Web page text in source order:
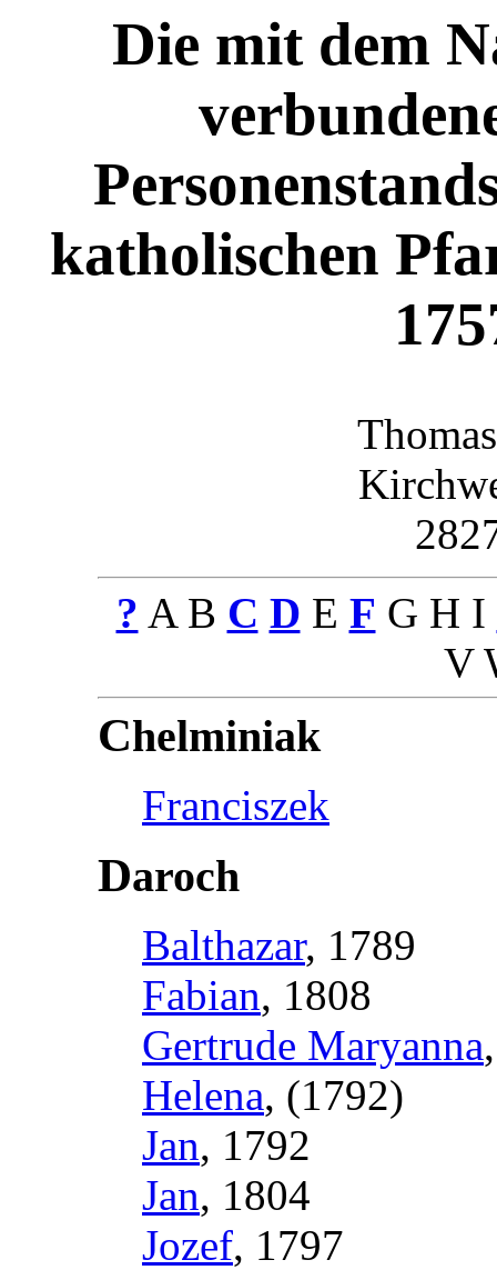
Die mit dem
katholischen
? A B C D E F G H I
V
Chelminiak
Franciszek
Daroch
Balthazar, 1789
Fabian, 1808
Gertrude Maryanna
Helena, (1792)
Jan, 1792
Jan, 1804
Jozef, 1797